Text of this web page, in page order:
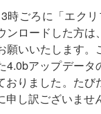
時ごろに「エク
ンロードした方
願いいたします。
4.0bアップデータ
おりました。たび
し訳ございませ